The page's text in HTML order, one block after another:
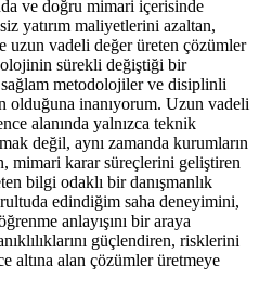
ve doğru mimari içerisinde
yatırım maliyetlerini azaltan,
uzun vadeli değer üreten çözümler
sürekli değiştiği bir
sağlam metodolojiler ve disiplinli
olduğuna inanıyorum. Uzun vadeli
alanında yalnızca teknik
değil, aynı zamanda kurumların
mimari karar süreçlerini geliştiren
bilgi odaklı bir danışmanlık
edindiğim saha deneyimini,
anlayışını bir araya
güçlendiren, risklerini
altına alan çözümler üretmeye